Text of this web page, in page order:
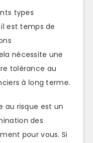
types
est temps de
nécessite une
tolérance au
à long terme.
au risque est un
des
pour vous. Si